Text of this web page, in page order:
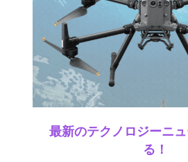
最新のテクノロジーニ
る！